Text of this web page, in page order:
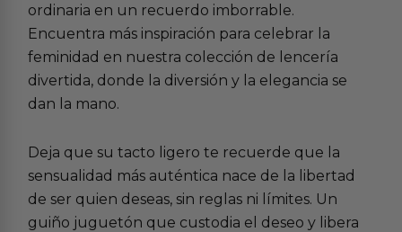
ordinaria en un recuerdo imborrable.
Encuentra más inspiración para celebrar la
feminidad en nuestra colección de lencería
divertida, donde la diversión y la elegancia se
dan la mano.
Deja que su tacto ligero te recuerde que la
sensualidad más auténtica nace de la libertad
de ser quien deseas, sin reglas ni límites. Un
guiño juguetón que custodia el deseo y libera